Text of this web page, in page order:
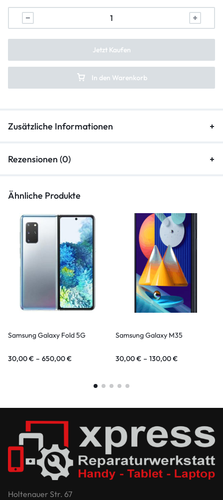
Kopfhörerbuchse Reparatur
Lautsprecher Reparatur
In den Warenkorb
Jetzt Kaufen
Zusätzliche Informationen
Rezensionen (0)
Ähnliche Produkte
Samsung Galaxy Fold 5G
30,00€ – 650,00€
Samsung Galaxy M35
30,00€ – 130,00€
Holtenauer Str. 67